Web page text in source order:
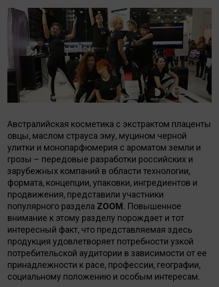
Австралийская косметика с экстрактом плаценты
овцы, маслом страуса эму, муцином черной
улитки и монопарфюмерия с ароматом земли и
грозы – передовые разработки российских и
зарубежных компаний в области технологии,
формата, концепции, упаковки, ингредиентов и
продвижения, представили участники
популярного раздела ZOOM. Повышенное
внимание к этому разделу порождает и тот
интересный факт, что представляемая здесь
продукция удовлетворяет потребности узкой
потребительской аудитории в зависимости от ее
принадлежности к расе, профессии, географии,
социальному положению и особым интересам.